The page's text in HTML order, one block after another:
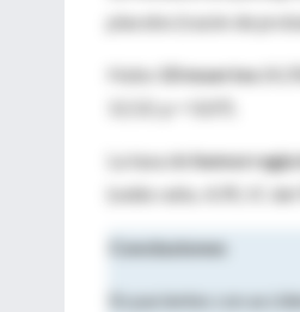
placebo (razón de
Hubo 10 muertes
La tasa de
(odds ratio, 4,95; IC del
Conclusiones
En pacientes con